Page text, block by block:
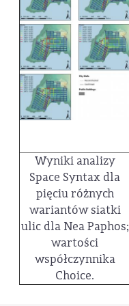
Wyniki analizy
Space Syntax dla
pięciu różnych
wariantów siatki
ulic dla Nea Paphos;
wartości
współczynnika
Choice.